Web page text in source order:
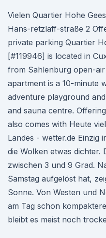
Vielen Quartier Hohe
Hans-retzlaff-straße 2
private parking Quartier
[#119946] is located in
from Sahlenburg open-
apartment is a 10-minute
adventure playground
and sauna centre.
also comes with Heute
Landes - wetter.de Einzig
die Wolken etwas dichter.
zwischen 3 und 9 Grad.
Samstag aufgelöst hat,
Sonne. Von Westen und
am Tag schon
bleibt es meist noch